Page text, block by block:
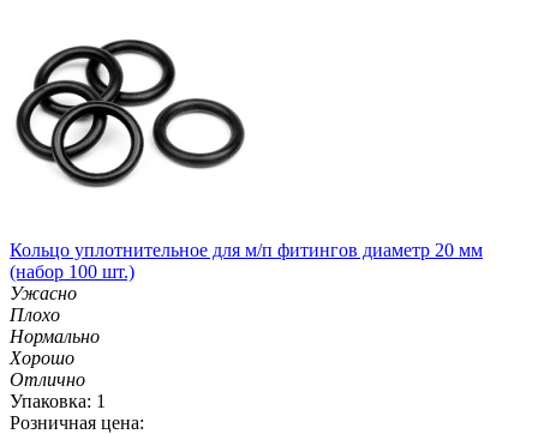
Кольцо уплотнительное для м/п фитингов диаметр 20 мм
(набор 100 шт.)
Ужасно
Плохо
Нормально
Хорошо
Отлично
Упаковка: 1
Розничная цена: